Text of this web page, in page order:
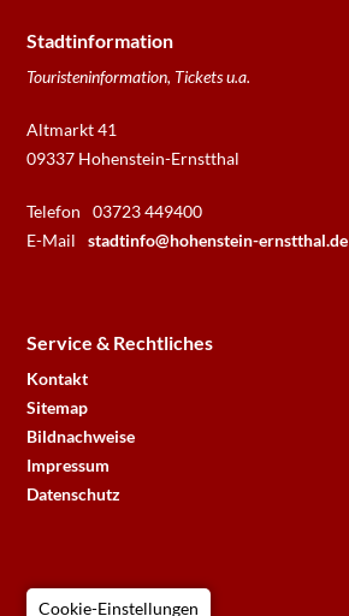
Stadtinformation
Touristeninformation, Tickets u.a.
Altmarkt 41
09337 Hohenstein-Ernstthal
Telefon
03723 449400
E-Mail
stadtinfo@hohenstein-ernstthal.de
Service & Rechtliches
Kontakt
Sitemap
Bildnachweise
Impressum
Datenschutz
Cookie-Einstellungen